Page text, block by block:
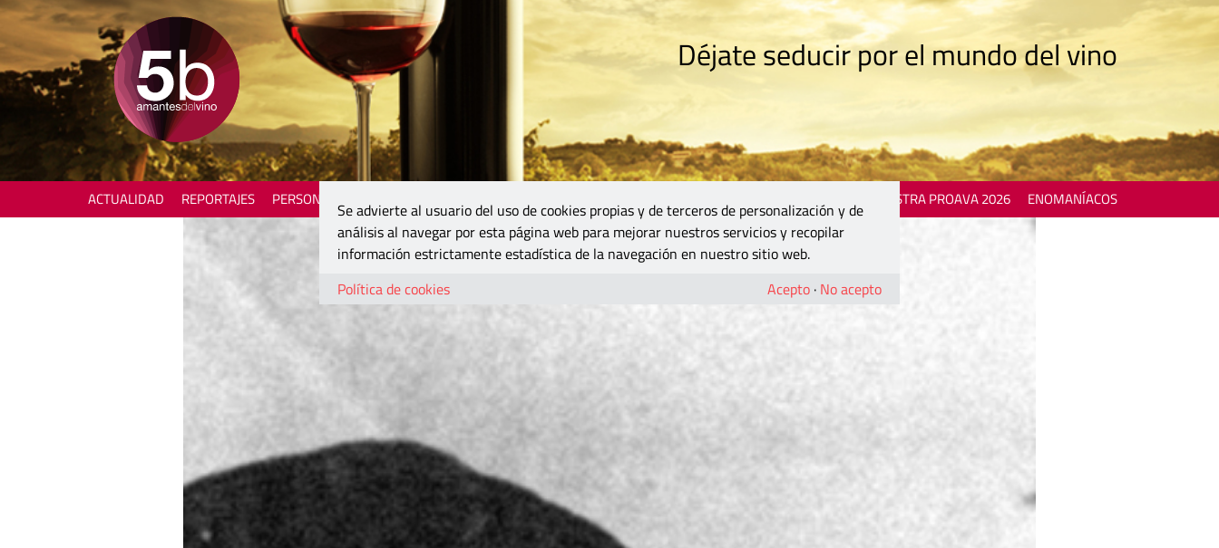
Déjate seducir por el mundo del vino
ACTUALIDAD REPORTAJES PERSONAJES MOSTRA PROAVA 2026 ENOMANÍACOS
Se advierte al usuario del uso de cookies propias y de terceros de personalización y de
análisis al navegar por esta página web para mejorar nuestros servicios y recopilar
información estrictamente estadística de la navegación en nuestro sitio web.
Política de cookies
Acepto · No acepto